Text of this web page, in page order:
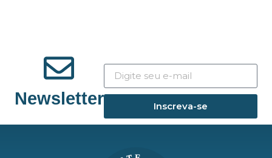
Newsletter Inscreva-se